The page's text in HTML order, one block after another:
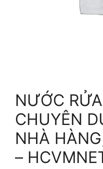
NƯỚC
CHUYÊN
NHÀ
–